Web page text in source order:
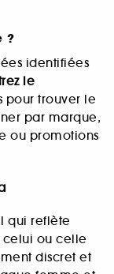
?
identifiées
le
pour trouver le
par marque,
ou promotions
qui reflète
celui ou celle
discret et